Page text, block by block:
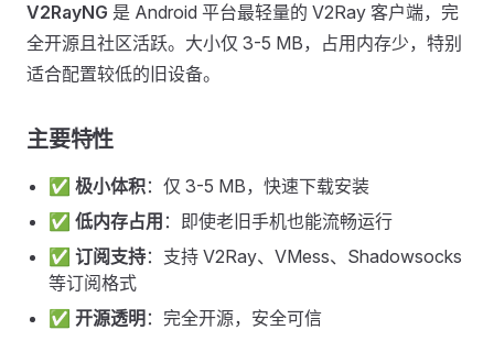
V2RayNG 是 Android 平台最轻量的 V2Ray 客户端，完
全开源且社区活跃。大小仅 3-5 MB，占用内存少，特别
适合配置较低的旧设备。
主要特性
✅ 极小体积：仅 3-5 MB，快速下载安装
✅ 低内存占用 ：即使老旧手机也能流畅运行
✅ 订阅支持：支持 V2Ray、VMess、Shadowsocks
等订阅格式
✅ 开源透明 ：完全开源，安全可信